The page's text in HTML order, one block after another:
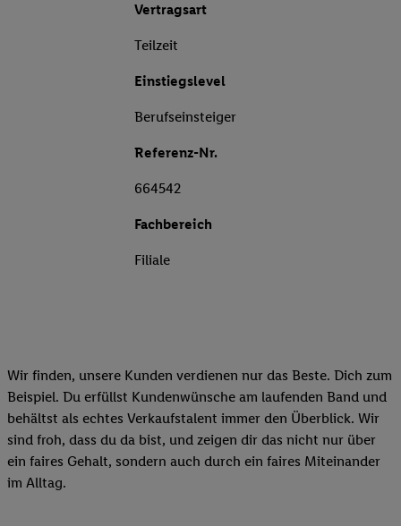
Vertragsart
Teilzeit
Einstiegslevel
Berufseinsteiger
Referenz-Nr.
664542
Fachbereich
Filiale
Wir finden, unsere Kunden verdienen nur das Beste. Dich zum
Beispiel. Du erfüllst Kundenwünsche am laufenden Band und
behältst als echtes Verkaufstalent immer den Überblick. Wir
sind froh, dass du da bist, und zeigen dir das nicht nur über
ein faires Gehalt, sondern auch durch ein faires Miteinander
im Alltag.